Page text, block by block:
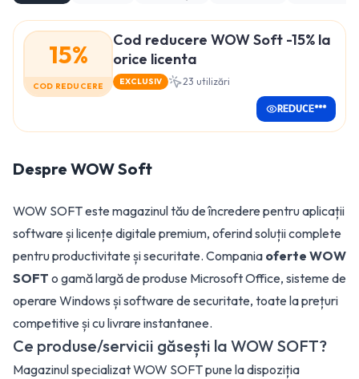
15%
COD REDUCERE
Cod reducere WOW Soft -15% la
orice licenta
EXCLUSIV 23 utilizări
REDUCE***
Despre WOW Soft
WOW SOFT este magazinul tău de încredere pentru aplicații
software și licențe digitale premium, oferind soluții complete
pentru productivitate și securitate. Compania oferte WOW
SOFT o gamă largă de produse Microsoft Office, sisteme de
operare Windows și software de securitate, toate la prețuri
competitive și cu livrare instantanee.
Ce produse/servicii găsești la WOW SOFT?
Magazinul specializat WOW SOFT pune la dispoziția